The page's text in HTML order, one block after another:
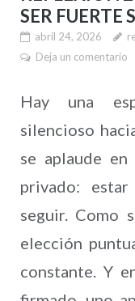
SER FUERTE
abril 24, 2026
Deja un comentario
Hay una
silencioso
se aplaude
privado: estar
seguir. Como
elección
constante. Y